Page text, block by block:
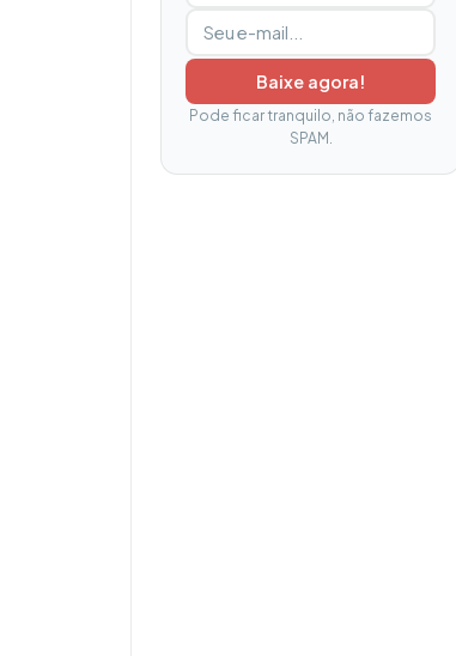
Baixe agora!
Pode ficar tranquilo, não fazemos
SPAM.